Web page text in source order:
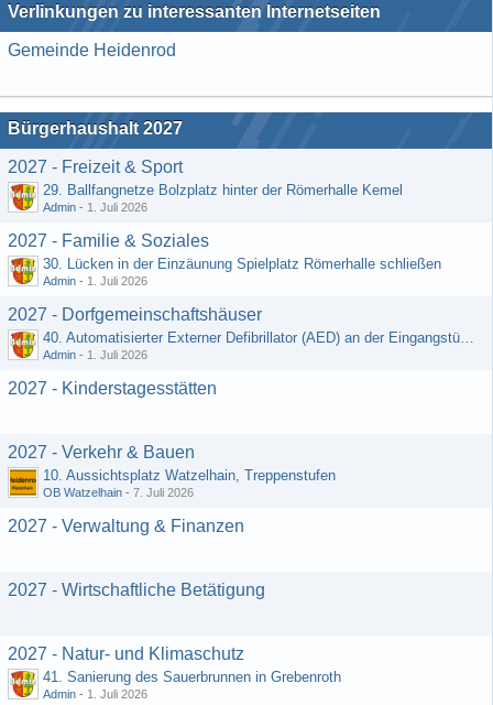
Verlinkungen zu interessanten Internetseiten
Gemeinde Heidenrod
Bürgerhaushalt 2027
2027 - Freizeit & Sport
29. Ballfangnetze Bolzplatz hinter der Römerhalle Kemel
Admin - 1. Juli 2026
2027 - Familie & Soziales
30. Lücken in der Einzäunung Spielplatz Römerhalle schließen
Admin - 1. Juli 2026
2027 - Dorfgemeinschaftshäuser
40. Automatisierter Externer Defibrillator (AED) an der Eingangstür zum DGH - Grebenroth
Admin - 1. Juli 2026
2027 - Kinderstagesstätten
2027 - Verkehr & Bauen
10. Aussichtsplatz Watzelhain, Treppenstufen
OB Watzelhain - 7. Juli 2026
2027 - Verwaltung & Finanzen
2027 - Wirtschaftliche Betätigung
2027 - Natur- und Klimaschutz
41. Sanierung des Sauerbrunnen in Grebenroth
Admin - 1. Juli 2026